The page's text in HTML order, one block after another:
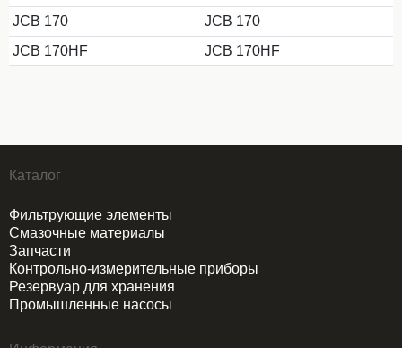
JCB 170
JCB 170
JCB 170HF
JCB 170HF
Каталог
Фильтрующие элементы
Смазочные материалы
Запчасти
Контрольно-измерительные приборы
Резервуар для хранения
Промышленные насосы